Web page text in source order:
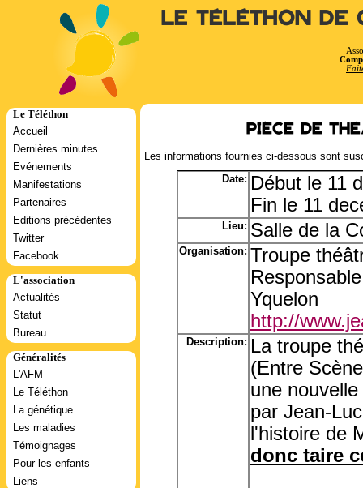
Le Téléthon de
Le Téléthon
Accueil
Dernières minutes
Evénements
Manifestations
Partenaires
Editions précédentes
Twitter
Facebook
L'association
Actualités
Statut
Bureau
Généralités
L'AFM
Le Téléthon
La génétique
Les maladies
Témoignages
Pour les enfants
Liens
Pièce de
Les informations fournies ci-dessous sont
Date: Début le 11
Fin le 11
Lieu: Salle de la
Organisation: Troupe
Yquelon
http://
Description: La troupe
(Entre
une
par Jean-
l'histoire de
donc taire